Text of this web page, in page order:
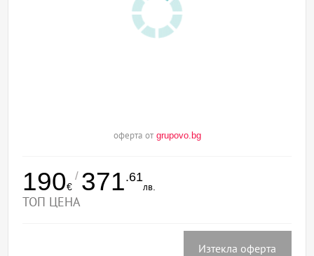
оферта от grupovo.bg
190€
/ 371.61
лв.
ТОП ЦЕНА
Изтекла оферта